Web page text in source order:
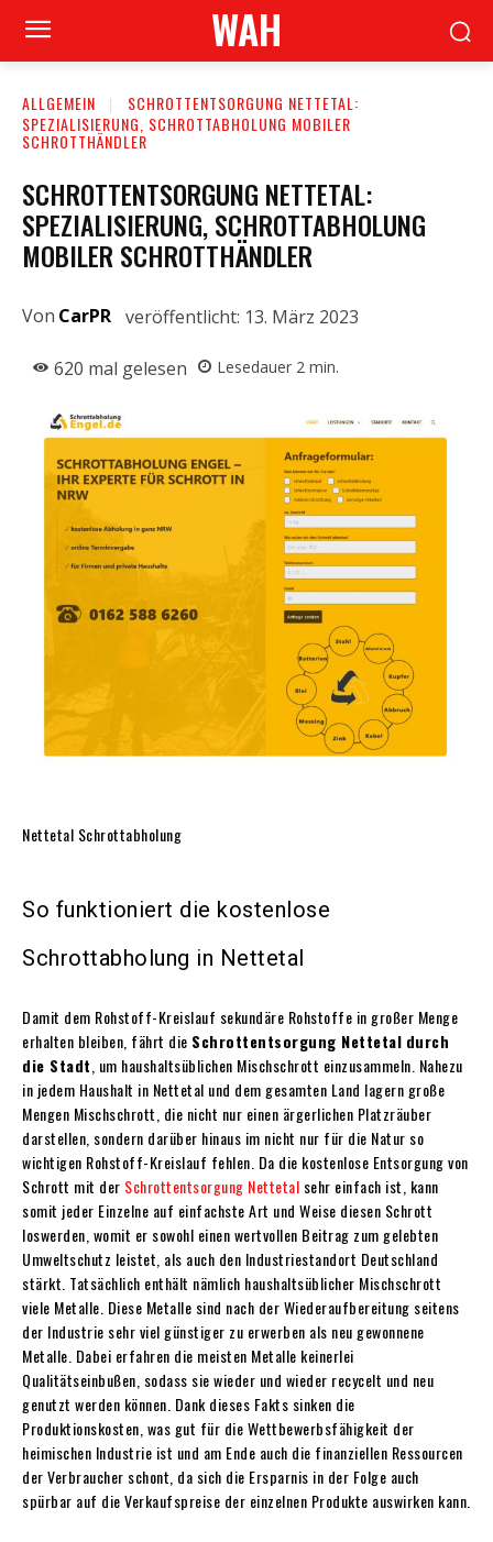
WAH
ALLGEMEIN
SCHROTTENTSORGUNG NETTETAL:
SPEZIALISIERUNG, SCHROTTABHOLUNG MOBILER
SCHROTTHÄNDLER
SCHROTTENTSORGUNG NETTETAL:
SPEZIALISIERUNG, SCHROTTABHOLUNG
MOBILER SCHROTTHÄNDLER
Von CarPR veröffentlicht: 13. März 2023
620 mal gelesen Lesedauer 2 min.
Nettetal Schrottabholung
So funktioniert die kostenlose
Schrottabholung in Nettetal
Damit dem Rohstoff-Kreislauf sekundäre Rohstoffe in großer Menge
erhalten bleiben, fährt die Schrottentsorgung Nettetal durch
die Stadt , um haushaltsüblichen Mischschrott einzusammeln. Nahezu
in jedem Haushalt in Nettetal und dem gesamten Land lagern große
Mengen Mischschrott, die nicht nur einen ärgerlichen Platzräuber
darstellen, sondern darüber hinaus im nicht nur für die Natur so
wichtigen Rohstoff-Kreislauf fehlen. Da die kostenlose Entsorgung von
Schrott mit der Schrottentsorgung Nettetal sehr einfach ist, kann
somit jeder Einzelne auf einfachste Art und Weise diesen Schrott
loswerden, womit er sowohl einen wertvollen Beitrag zum gelebten
Umweltschutz leistet, als auch den Industriestandort Deutschland
stärkt. Tatsächlich enthält nämlich haushaltsüblicher Mischschrott
viele Metalle. Diese Metalle sind nach der Wiederaufbereitung seitens
der Industrie sehr viel günstiger zu erwerben als neu gewonnene
Metalle. Dabei erfahren die meisten Metalle keinerlei
Qualitätseinbußen, sodass sie wieder und wieder recycelt und neu
genutzt werden können. Dank dieses Fakts sinken die
Produktionskosten, was gut für die Wettbewerbsfähigkeit der
heimischen Industrie ist und am Ende auch die finanziellen Ressourcen
der Verbraucher schont, da sich die Ersparnis in der Folge auch
spürbar auf die Verkaufspreise der einzelnen Produkte auswirken kann.